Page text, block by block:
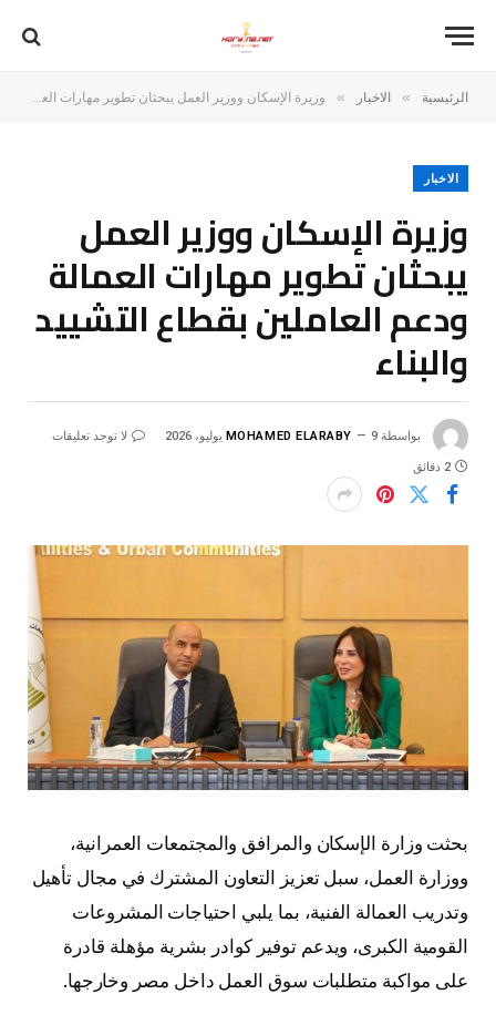
الرئيسية » الاخبار » وزيرة الإسكان ووزير العمل يبحثان تطوير مهارات العمالة ودعم العاملين بقطاع التشييد والبناء
الاخبار
وزيرة الإسكان ووزير العمل
يبحثان تطوير مهارات العمالة
ودعم العاملين بقطاع التشييد
والبناء
بواسطة MOHAMED ELARABY 9 يوليو، 2026 لا توجد تعليقات
2 دقائق
بحثت وزارة الإسكان والمرافق والمجتمعات العمرانية،
ووزارة العمل، سبل تعزيز التعاون المشترك في مجال تأهيل
وتدريب العمالة الفنية، بما يلبي احتياجات المشروعات
القومية الكبرى، ويدعم توفير كوادر بشرية مؤهلة قادرة
على مواكبة متطلبات سوق العمل داخل مصر وخارجها.